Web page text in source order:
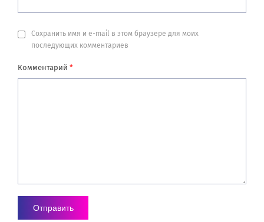
Сохранить имя и e-mail в этом браузере для моих
последующих комментариев
Комментарий *